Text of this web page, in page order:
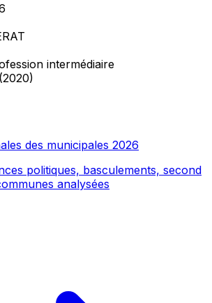
intermédiaire
des municipales 2026
politiques, basculements, second
analysées